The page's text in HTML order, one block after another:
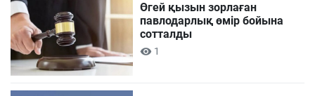
Өгей қызын зорлаған
павлодарлық өмір бойына
сотталды
1